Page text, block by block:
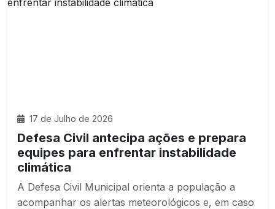
17 de Julho de 2026
Defesa Civil antecipa ações e prepara
equipes para enfrentar instabilidade
climática
A Defesa Civil Municipal orienta a população a
acompanhar os alertas meteorológicos e, em caso